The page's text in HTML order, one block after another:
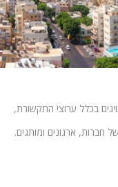
בכלל ערוצי התקשורת,
חברות, ארגונים ומותגים.